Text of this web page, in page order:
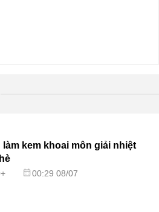
làm kem khoai môn giải nhiệt
00:29 08/07